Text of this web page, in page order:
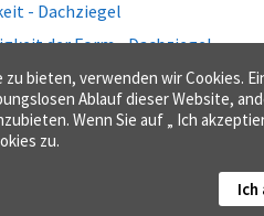
- Dachziegel
der Form - Dachziegel
Kontakt
bieten, verwenden wir Cookies.
Ablauf dieser Website,
Wenn Sie auf „ Ich
zu.